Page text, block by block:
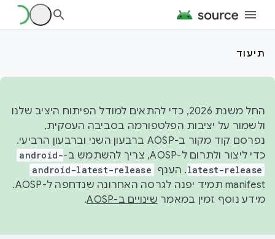
תיעוד
החל משנת 2026, כדי להתאים למודל הפיתוח היציב שלנו
ולשמור על יציבות הפלטפורמה בסביבה העסקית,
נפרסם קוד מקור ב-AOSP ברבעון השני וברבעון הרביעי.
כדי ליצור ולתרום ל-AOSP, צריך להשתמש ב-
android-
latest-release. הענף android-latest-release
manifest תמיד יפנה לגרסה האחרונה שנדחפה ל-AOSP.
מידע נוסף זמין במאמר שינויים ב-AOSP .